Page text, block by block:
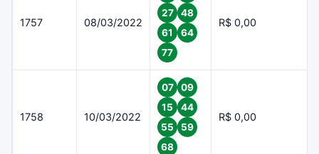
1757 08/03/2022
27
48
61
64
77
R$ 0,00
1758 10/03/2022
07
09
15
44
55
59
68
R$ 0,00